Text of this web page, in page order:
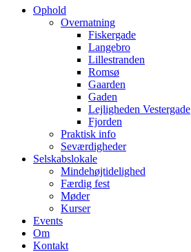
Ophold
Overnatning
Fiskergade
Langebro
Lillestranden
Romsø
Gaarden
Gaden
Lejligheden Vestergade
Fjorden
Praktisk info
Seværdigheder
Selskabslokale
Mindehøjtidelighed
Færdig fest
Møder
Kurser
Events
Om
Kontakt